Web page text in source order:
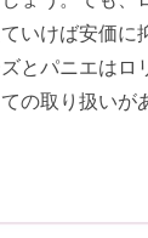
いけば安価に
ズとパニエはロ
の取り扱いが